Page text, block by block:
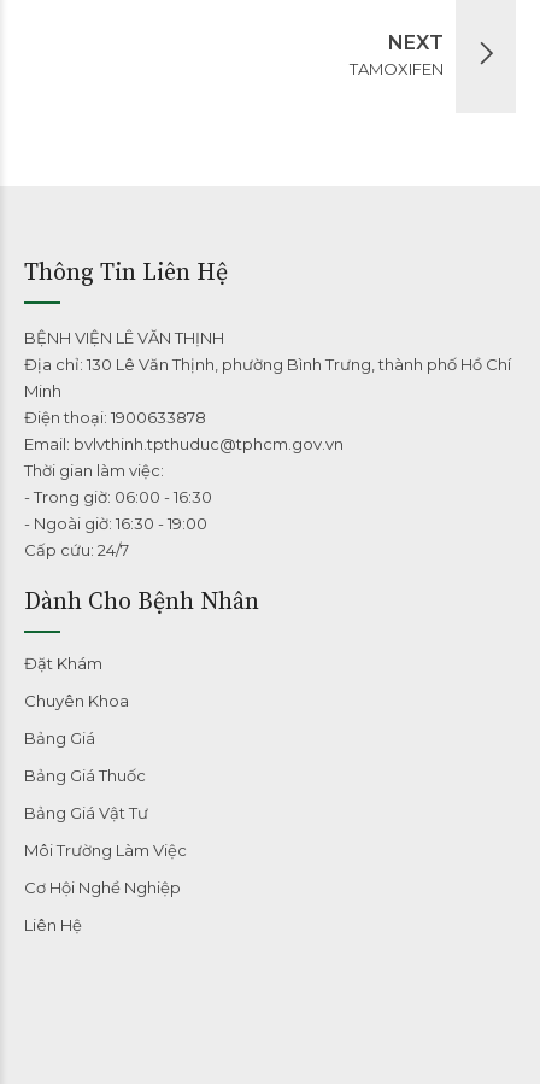
NEXT
TAMOXIFEN
Thông Tin Liên Hệ
BỆNH VIỆN LÊ VĂN THỊNH
Địa chỉ: 130 Lê Văn Thịnh, phường Bình Trưng, thành phố Hồ Chí
Minh
Điện thoại: 1900633878
Email: bvlvthinh.tpthuduc@tphcm.gov.vn
Thời gian làm việc:
- Trong giờ: 06:00 - 16:30
- Ngoài giờ: 16:30 - 19:00
Cấp cứu: 24/7
Dành Cho Bệnh Nhân
Đặt Khám
Chuyên Khoa
Bảng Giá
Bảng Giá Thuốc
Bảng Giá Vật Tư
Môi Trường Làm Việc
Cơ Hội Nghề Nghiệp
Liên Hệ